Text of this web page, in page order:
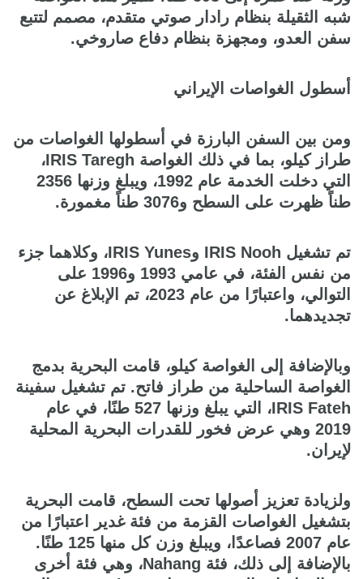
شبه الثقيلة بنظام رادار صوتي متقدم، مصمم لتتبع
سفن العدو، ومجهزة بنظام دفاع صاروخي.
أسطول الغواصات الإيراني
ومن بين السفن البارزة في أسطولها الغواصات من
طراز كيلو، بما في ذلك الغواصة IRIS Taregh،
التي دخلت الخدمة عام 1992، ويبلغ وزنها 2356
طناً ظهرت على السطح و3076 طناً مغمورة.
تم تشغيل IRIS Nooh وIRIS Yunes، وكلاهما جزء
من نفس الفئة، في عامي 1993 و1996 على
التوالي، واعتبارًا من عام 2023، تم الإبلاغ عن
تجديدهما.
وبالإضافة إلى الغواصة كيلو، قامت البحرية بدمج
الغواصة الساحلية من طراز فاتح. تم تشغيل سفينة
IRIS Fateh، التي يبلغ وزنها 527 طنًا، في عام
2019 وهي عرض فخور للقدرات البحرية المحلية
لإيران.
ولزيادة تعزيز أصولها تحت السطح، قامت البحرية
بتشغيل الغواصات القزمة من فئة غدير اعتبارًا من
عام 2007 فصاعدًا، ويبلغ وزن كل منها 125 طنًا.
بالإضافة إلى ذلك، فئة Nahang، وهي فئة أخرى